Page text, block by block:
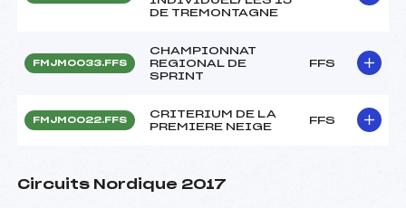
DE TREMONTAGNE
FMJM0033.FFS
CHAMPIONNAT
REGIONAL DE
SPRINT
FFS
FMJM0022.FFS
CRITERIUM DE LA
PREMIERE NEIGE
FFS
Circuits Nordique 2017